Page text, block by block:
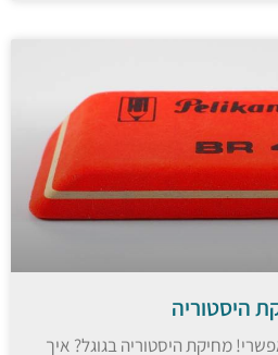
היסטוריה
מחיקת היסטוריה בגוגל? איך